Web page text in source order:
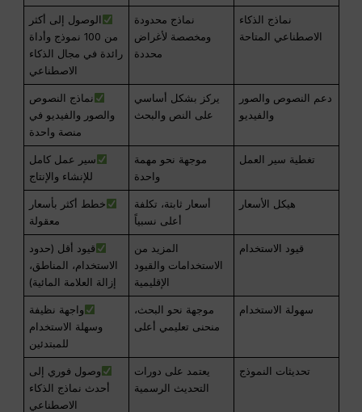
نماذج الذكاء
الاصطناعي المتاحة
نماذج محدودة
ومخصصة لأغراض
محددة
الوصول إلى أكثر
من 100 نموذج وأداة
رائدة في مجال الذكاء
الاصطناعي
دعم النصوص والصور
والفيديو
يركز بشكل أساسي
على النص والبحث
نماذج النصوص
والصور والفيديو في
منصة واحدة
تغطية سير العمل
موجهة نحو مهمة
واحدة
سير عمل كامل
للإنشاء والإنتاج
هيكل الأسعار
أسعار ثابتة، تكلفة
أعلى نسبياً
خطط أكثر بأسعار
معقولة
قيود الاستخدام
المزيد من
الاستخدامات والقيود
الإقليمية
قيود أقل (حدود
الاستخدام، المناطق،
إزالة العلامة المائية)
سهولة الاستخدام
موجهة نحو البحث،
منحنى تعليمي أعلى
واجهة نظيفة
وسهلة الاستخدام
للمبتدئين
تحديثات النموذج
يعتمد على دورات
التحديث الرسمية
وصول فوري إلى
أحدث نماذج الذكاء
الاصطناعي